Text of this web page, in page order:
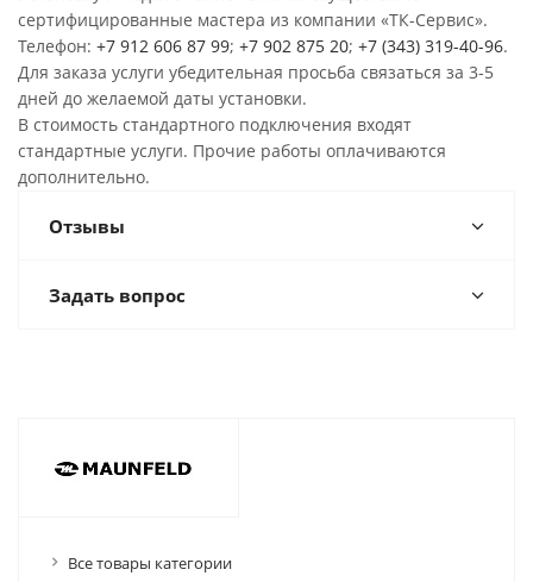
сертифицированные мастера из компании «ТК-Сервис».
Телефон: +7 912 606 87 99; +7 902 875 20; +7 (343) 319-40-96.
Для заказа услуги убедительная просьба связаться за 3-5
дней до желаемой даты установки.
В стоимость стандартного подключения входят
стандартные услуги. Прочие работы оплачиваются
дополнительно.
Отзывы
Задать вопрос
Все товары категории